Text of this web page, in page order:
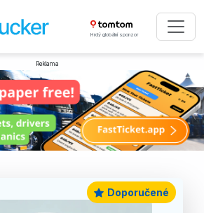
Hrdý globální sponzor
Reklama
Doporučené